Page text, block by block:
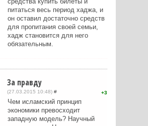
питаться весь период хаджа, и
он оставил достаточно средств
для пропитания своей семьи,
хадж становится для него
обязательным.
За правду
(27.03.2015 10:48) # 3
Чем исламский принцип
экономики превосходит
западную модель? Научный